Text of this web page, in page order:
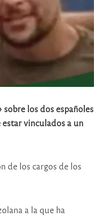
los dos españoles
estar vinculados a un
de los cargos de los
a la que ha